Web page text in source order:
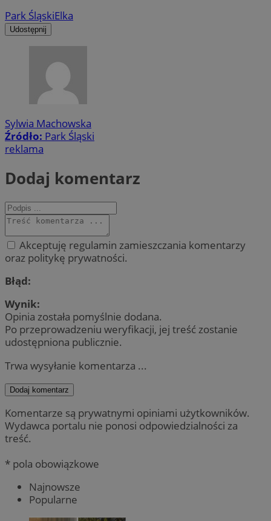
Park ŚląskiElka
Udostępnij
Sylwia Machowska
Źródło: Park Śląski
reklama
Dodaj komentarz
Akceptuję regulamin zamieszczania komentarzy
oraz politykę prywatności.
Błąd:
Wynik:
Opinia została pomyślnie dodana.
Po przeprowadzeniu weryfikacji, jej treść zostanie
udostępniona publicznie.
Trwa wysyłanie komentarza ...
Dodaj komentarz
Komentarze są prywatnymi opiniami użytkowników.
Wydawca portalu nie ponosi odpowiedzialności za
treść.
* pola obowiązkowe
Najnowsze
Popularne